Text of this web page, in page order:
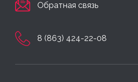
Обратная связь
8 (863) 424-22-08